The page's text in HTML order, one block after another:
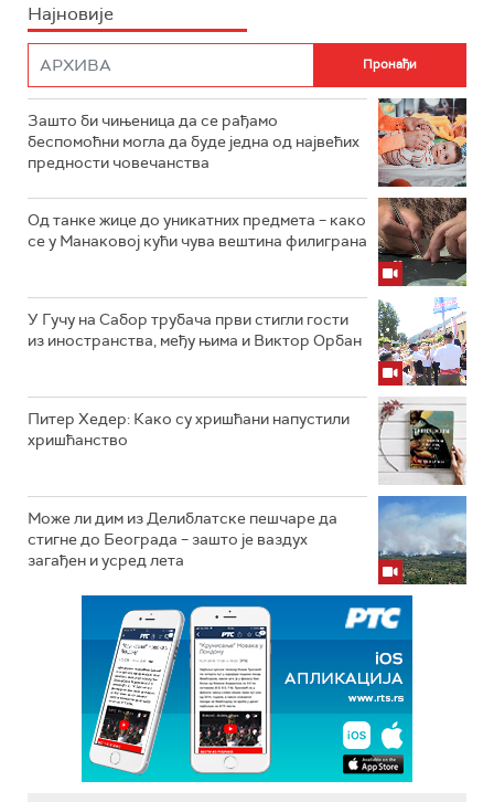
Најновије
Зашто би чињеница да се рађамо
беспомоћни могла да буде једна од највећих
предности човечанства
Од танке жице до уникатних предмета – како
се у Манаковој кући чува вештина филиграна
У Гучу на Сабор трубача први стигли гости
из иностранства, међу њима и Виктор Орбан
Питер Хедер: Како су хришћани напустили
хришћанство
Може ли дим из Делиблатске пешчаре да
стигне до Београда – зашто је ваздух
загађен и усред лета